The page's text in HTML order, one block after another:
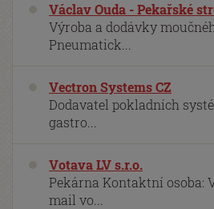
Václav Ouda - Pekařské
Výroba a dodávky
Pneumatick...
Vectron Systems CZ
Dodavatel pokladních
gastro...
Votava LV s.r.o.
Pekárna Kontaktní osoba:
mail vo...